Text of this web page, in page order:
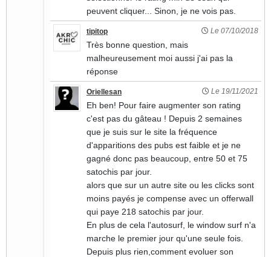
peuvent cliquer... Sinon, je ne vois pas.
tipitop Le 07/10/2018
Très bonne question, mais
malheureusement moi aussi j'ai pas la
réponse
Oriellesan Le 19/11/2021
Eh ben! Pour faire augmenter son rating
c'est pas du gâteau ! Depuis 2 semaines
que je suis sur le site la fréquence
d'apparitions des pubs est faible et je ne
gagné donc pas beaucoup, entre 50 et 75
satochis par jour.
alors que sur un autre site ou les clicks sont
moins payés je compense avec un offerwall
qui paye 218 satochis par jour.
En plus de cela l'autosurf, le window surf n'a
marche le premier jour qu'une seule fois.
Depuis plus rien,comment evoluer son